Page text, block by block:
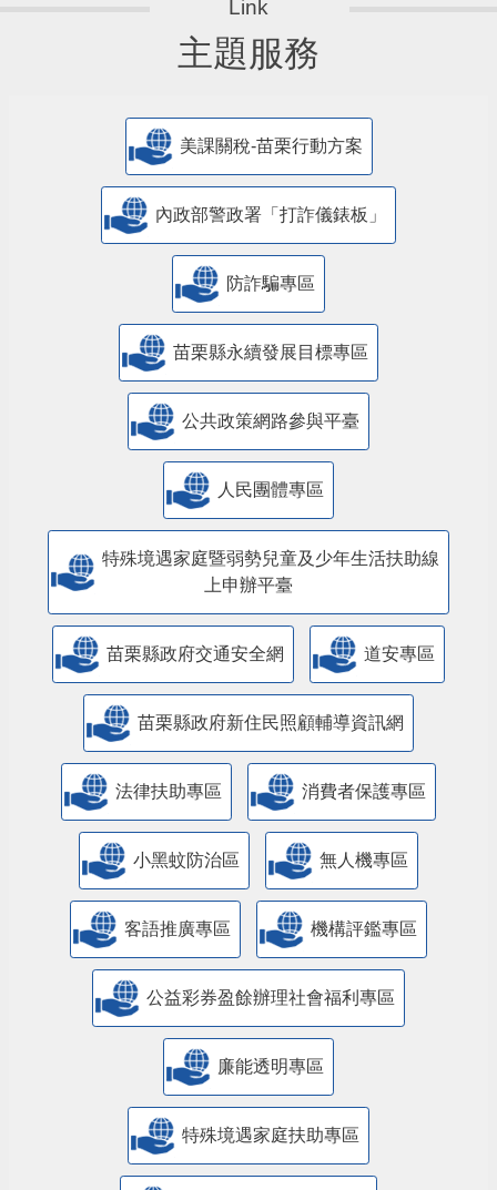
主題服務
美課關稅-苗栗行動方案
內政部警政署「打詐儀錶板」
防詐騙專區
苗栗縣永續發展目標專區
公共政策網路參與平臺
人民團體專區
特殊境遇家庭暨弱勢兒童及少年生活扶助線
上申辦平臺
苗栗縣政府交通安全網 道安專區
苗栗縣政府新住民照顧輔導資訊網
法律扶助專區 消費者保護專區
小黑蚊防治區 無人機專區
客語推廣專區 機構評鑑專區
公益彩券盈餘辦理社會福利專區
廉能透明專區
特殊境遇家庭扶助專區